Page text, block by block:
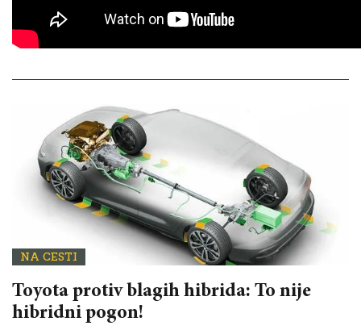
NA CESTI
Toyota protiv blagih hibrida: To nije
hibridni pogon!